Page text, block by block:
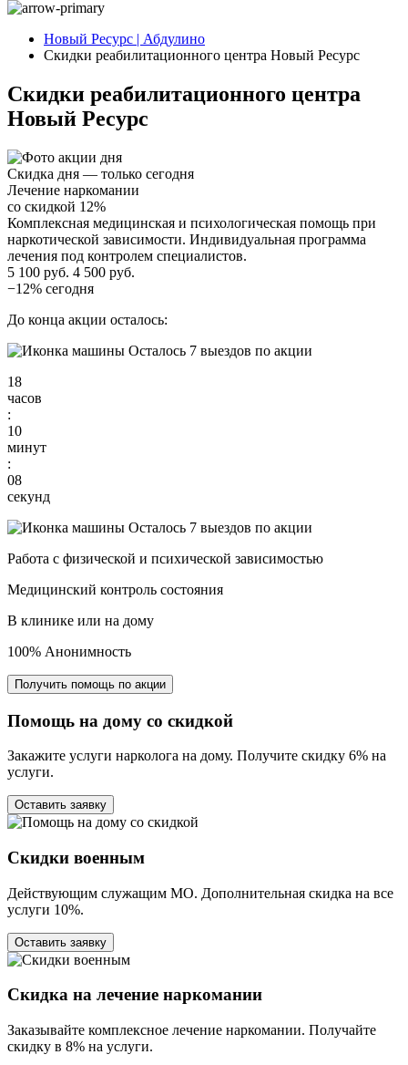
Новый Ресурс | Абдулино
Скидки реабилитационного центра Новый Ресурс
Скидки реабилитационного центра
Новый Ресурс
Скидка дня — только сегодня
Лечение наркомании
со скидкой 12%
Комплексная медицинская и психологическая помощь при
наркотической зависимости. Индивидуальная программа
лечения под контролем специалистов.
5 100 руб. 4 500 руб.
−12% сегодня
До конца акции осталось:
Осталось 7 выездов по акции
18
часов
:
10
минут
:
07
секунд
Осталось 7 выездов по акции
Работа с физической и психической зависимостью
Медицинский контроль состояния
В клинике или на дому
100% Анонимность
Получить помощь по акции
Помощь на дому со скидкой
Закажите услуги нарколога на дому. Получите скидку 6% на
услуги.
Оставить заявку
Скидки военным
Действующим служащим МО. Дополнительная скидка на все
услуги 10%.
Оставить заявку
Скидка на лечение наркомании
Заказывайте комплексное лечение наркомании. Получайте
скидку в 8% на услуги.